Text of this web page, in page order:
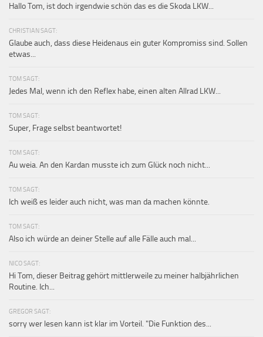
Hallo Tom, ist doch irgendwie schön das es die Skoda LKW...
CHRISTIAN SAGT:
Glaube auch, dass diese Heidenaus ein guter Kompromiss sind. Sollen
etwas...
TOM SAGT:
Jedes Mal, wenn ich den Reflex habe, einen alten Allrad LKW...
TOM SAGT:
Super, Frage selbst beantwortet!
TOM SAGT:
Au weia. An den Kardan musste ich zum Glück noch nicht...
TOM SAGT:
Ich weiß es leider auch nicht, was man da machen könnte.
TOM SAGT:
Also ich würde an deiner Stelle auf alle Fälle auch mal...
NICO SAGT:
Hi Tom, dieser Beitrag gehört mittlerweile zu meiner halbjährlichen
Routine. Ich...
GREGOR SAGT:
sorry wer lesen kann ist klar im Vorteil. "Die Funktion des...